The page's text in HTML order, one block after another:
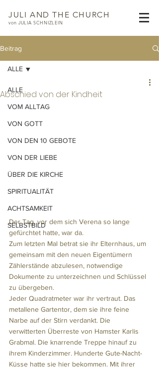
JULI AND THE CHURCH
von JULIA SCHNIZLEIN
Beitrag
ALLE
VOM ALLTAG
VON GOTT
VON DEN 10 GEBOTE
VON DER LIEBE
ÜBER DIE KIRCHE
SPIRITUALITÄT
ACHTSAMKEIT
SELBSTBILD
ALLE
Abschied von der Kindheit
Der Tag, vor dem sich Verena so lange
gefürchtet hatte, war da.
Zum letzten Mal betrat sie ihr Elternhaus, um
gemeinsam mit den neuen Eigentümern
Zählerstände abzulesen, notwendige
Dokumente zu unterzeichnen und Schlüssel
zu übergeben.
Jeder Quadratmeter war ihr vertraut. Das
metallene Gartentor, dem sie ihre feine
Narbe auf der Stirn verdankt. Die
verwitterten Überreste von Hamster Karlis
Grabmal. Die knarrende Treppe hinauf zu
ihrem Kinderzimmer. Hunderte Gute-Nacht-
Küsse hatte sie hier bekommen. Mit ihrer